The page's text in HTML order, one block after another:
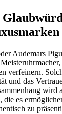
Audemars
verfeinern.
und das
wird
es
zu